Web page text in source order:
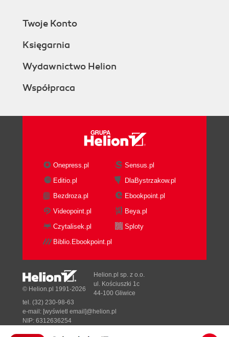
Twoje Konto
Księgarnia
Wydawnictwo Helion
Współpraca
Onepress.pl
Sensus.pl
Editio.pl
DlaBystrzakow.pl
Bezdroza.pl
Ebookpoint.pl
Videopoint.pl
Beya.pl
Czytalisek.pl
Sploty
Biblio.Ebookpoint.pl
© Helion.pl 1991-2026
Helion.pl sp. z o.o.
ul. Kościuszki 1c
44-100 Gliwice
tel. (32) 230-98-63
e-mail: [wyświetl email]@helion.pl
NIP: 6312636254